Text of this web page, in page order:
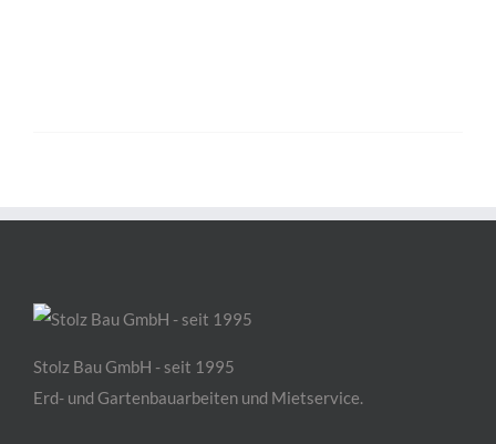
Stolz Bau GmbH - seit 1995
Erd- und Gartenbauarbeiten und Mietservice.